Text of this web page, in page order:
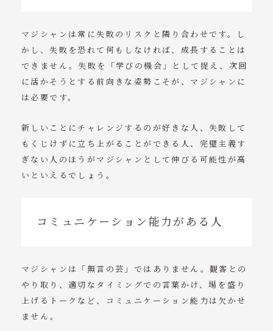
マジシャンは常に失敗のリスクと隣り合わせです。し
かし、失敗を恐れて何もしなければ、成長することは
できません。失敗を「学びの機会」として捉え、次回
に活かそうとする前向きな姿勢こそが、マジシャンに
は必要です。
新しいことにチャレンジするのが好きな人、失敗して
もくじけずに立ち上がることができる人、完璧主義す
ぎない人のほうがマジシャンとして伸びる可能性が高
いといえるでしょう。
コミュニケーション能力がある人
マジシャンは「無言の芸」ではありません。観客との
やり取り、適切なタイミングでの言葉かけ、場を盛り
上げるトークなど、コミュニケーション能力は欠かせ
ません。